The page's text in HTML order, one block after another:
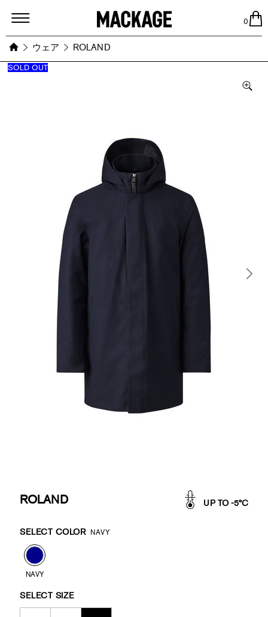
MACKAGE
0
ウェア ROLAND
SOLD OUT
ROLAND UP TO -5°C
Variations
SELECT COLOR NAVY
NAVY
SELECT SIZE